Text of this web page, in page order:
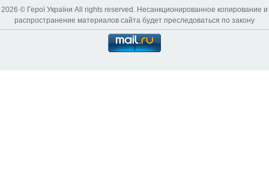
2026 © Герої України All rights reserved. Несанкционированное копирование и
распространение материалов сайта будет преследоваться по закону